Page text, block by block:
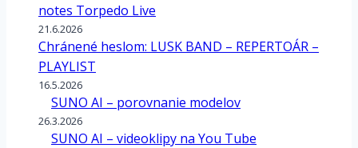
notes Torpedo Live
21.6.2026
Chránené heslom: LUSK BAND – REPERTOÁR –
PLAYLIST
16.5.2026
SUNO AI – porovnanie modelov
26.3.2026
SUNO AI – videoklipy na You Tube